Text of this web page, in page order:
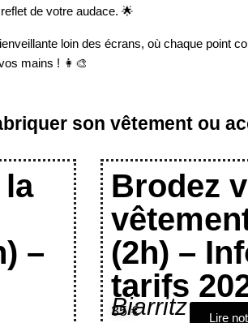
de votre audace. 🌟
loin des écrans, où chaque
mains ! 👩‍🎨
son vêtement ou
–
Brodez
(2h) –
tarifs
Biarritz
35 €
Lire